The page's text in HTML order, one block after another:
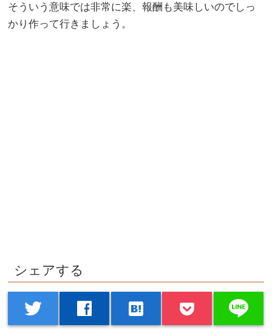
そういう意味では非常に楽、報酬も美味しいのでしっ
かり作って行きましょう。
シェアする
twitter facebook hatenabookmark line